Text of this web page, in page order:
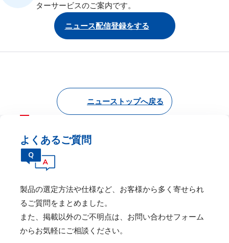
ターサービスのご案内です。
ニュース配信登録をする
ニューストップへ戻る
よくあるご質問
製品の選定⽅法や仕様など、お客様から多く寄せられ
るご質問をまとめました。
また、掲載以外のご不明点は、お問い合わせフォーム
からお気軽にご相談ください。